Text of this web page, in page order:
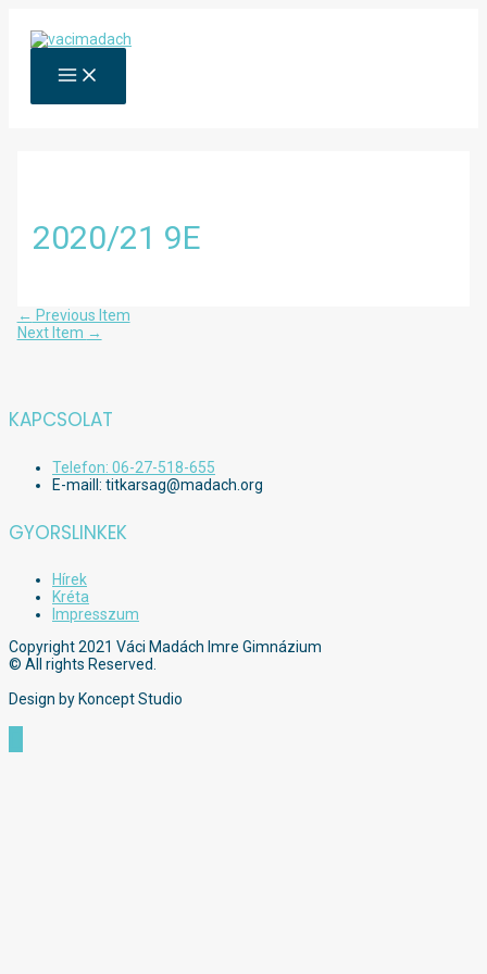
content
MAIN
MENU
2020/21 9E
Bejegyzés
navigáció
← Previous Item
Next Item →
KAPCSOLAT
Telefon: 06-27-518-655
E-maill: titkarsag@madach.org
GYORSLINKEK
Hírek
Kréta
Impresszum
Copyright 2021 Váci Madách Imre Gimnázium
© All rights Reserved.
Design by Koncept Studio
Scroll
to